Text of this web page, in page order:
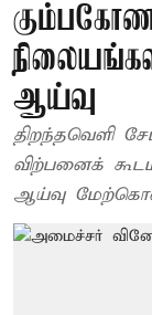
ஆய்வு
திறந்தவெளி
விற்பனைக்
ஆய்வு